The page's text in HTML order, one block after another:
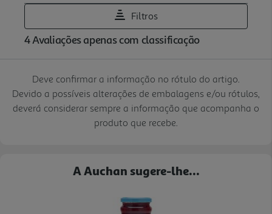
Deve confirmar a informação no rótulo do artigo.
Devido a possíveis alterações de embalagens e/ou rótulos,
deverá considerar sempre a informação que acompanha o
produto que recebe.
A Auchan sugere-lhe...